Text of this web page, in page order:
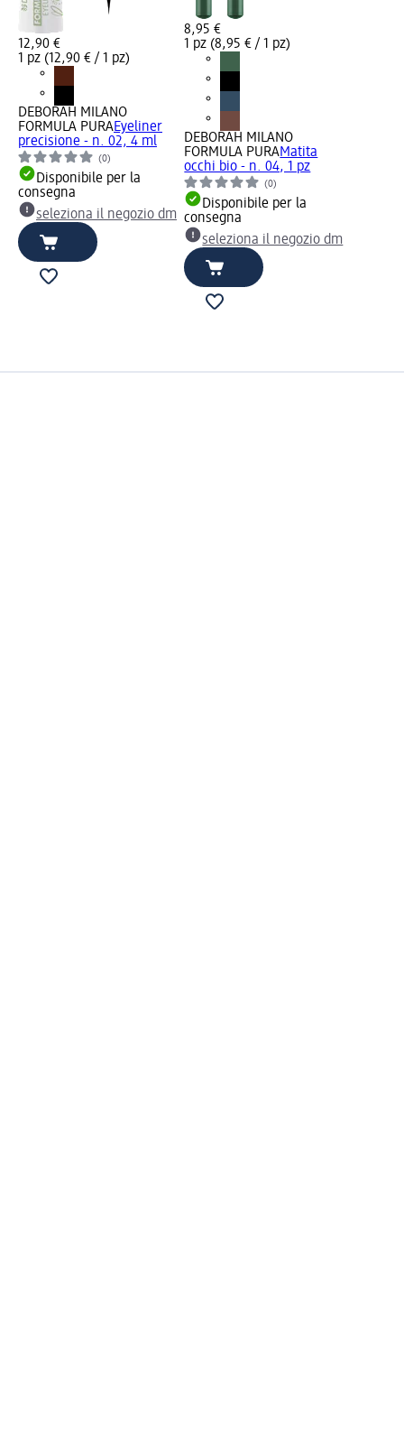
12,90 €
1 pz (12,90 € / 1 pz)
DEBORAH MILANO
FORMULA PURAEyeliner
precisione - n. 02, 4 ml
(0)
Disponibile per la
consegna
seleziona il negozio dm
8,95 €
1 pz (8,95 € / 1 pz)
DEBORAH MILANO
FORMULA PURAMatita
occhi bio - n. 04, 1 pz
(0)
Disponibile per la
consegna
seleziona il negozio dm